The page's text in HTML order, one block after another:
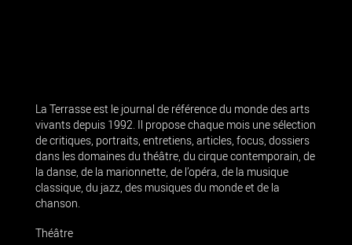
La Terrasse est le journal de référence du monde des arts
vivants depuis 1992. Il propose chaque mois une sélection
de critiques, portraits, entretiens, articles, focus, dossiers
dans les domaines du théâtre, du cirque contemporain, de
la danse, de la marionnette, de l’opéra, de la musique
classique, du jazz, des musiques du monde et de la
chanson.
Théâtre